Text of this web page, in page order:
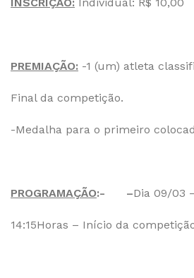
PREMIAÇÃO: -1 (um) atleta
Final da competição.
-Medalha para o primeiro
PROGRAMAÇÃO:- –Dia 09/03
14:15Horas – Início da